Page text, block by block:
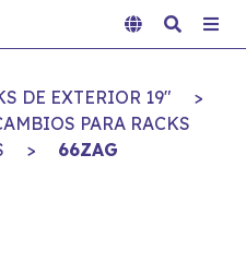
DE EXTERIOR 19"
>
PARA RACKS
> 66ZAG